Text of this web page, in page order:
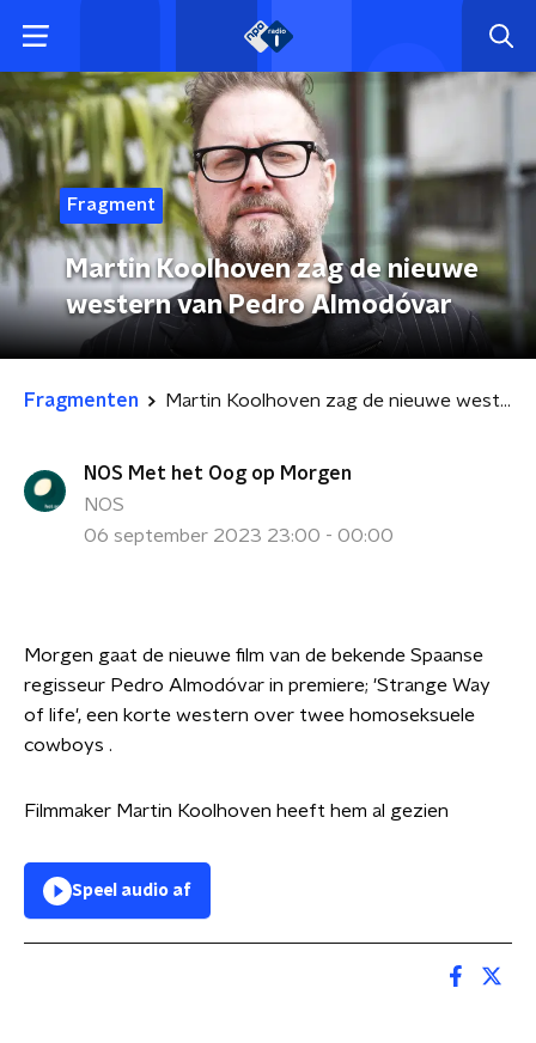
Fragment
Martin Koolhoven zag de nieuwe
western van Pedro Almodóvar
Fragmenten Martin Koolhoven zag de nieuwe western van Pedro Almodóvar
NOS Met het Oog op Morgen
NOS
06 september 2023 23:00 - 00:00
Morgen gaat de nieuwe film van de bekende Spaanse
regisseur Pedro Almodóvar in premiere; 'Strange Way
of life', een korte western over twee homoseksuele
cowboys .
Filmmaker Martin Koolhoven heeft hem al gezien
Speel audio af